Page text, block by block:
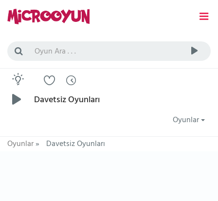
Davetsiz Oyunları
Oyunlar
Oyunlar» Davetsiz Oyunları